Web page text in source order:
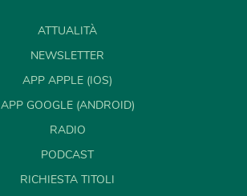
ATTUALITÀ
NEWSLETTER
APP APPLE (IOS)
APP GOOGLE (ANDROID)
RADIO
PODCAST
RICHIESTA TITOLI